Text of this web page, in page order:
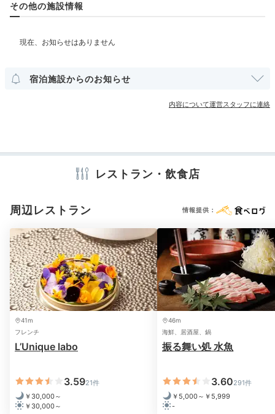
メを堪能しました◎
中洲の夜散歩
ホテル周辺の中洲エリアは、福岡名物の屋台が集まって
います。散策していたらラーメンの香りにまたお腹が空
洋室
その他館内施設
コンディショナー ボディソープ シャワーキャップ 入浴剤
バスタオル くし・ブラシ ドライヤー
※設備・アメニティは、確認が取れている情報を表示しています。
その他の施設情報
宿泊施設からのお知らせ
内容について運営スタッフに連絡
レストラン・飲食店
周辺レストラン 情報提供：
41m
フレンチ
L’Unique labo
3.5921件
￥30,000～
￥30,000～
46m
海鮮、居酒屋、鍋
振る舞い処 水魚
3.60291件
￥5,000～￥5,999
-